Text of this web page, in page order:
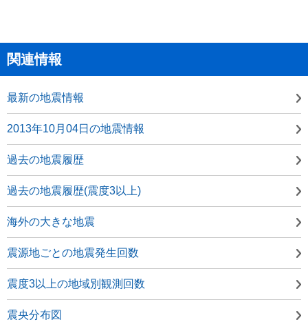
関連情報
最新の地震情報
2013年10月04日の地震情報
過去の地震履歴
過去の地震履歴(震度3以上)
海外の大きな地震
震源地ごとの地震発生回数
震度3以上の地域別観測回数
震央分布図